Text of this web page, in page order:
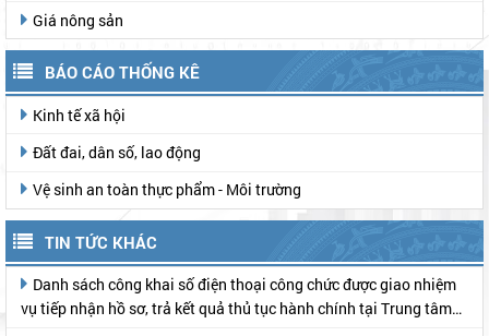
Giá nông sản
BÁO CÁO THỐNG KÊ
Kinh tế xã hội
Đất đai, dân số, lao động
Vệ sinh an toàn thực phẩm - Môi trường
TIN TỨC KHÁC
vụ tiếp nhận hồ sơ, trả kết quả thủ tục hành chính tại Trung tâm